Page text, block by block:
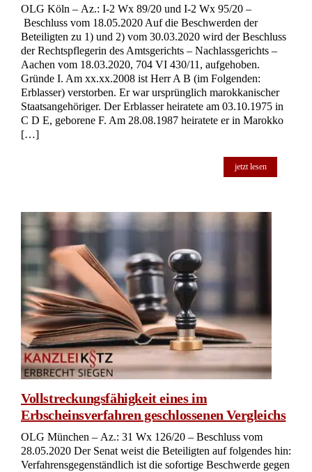
OLG Köln – Az.: I-2 Wx 89/20 und I-2 Wx 95/20 –
Beschluss vom 18.05.2020 Auf die Beschwerden der
Beteiligten zu 1) und 2) vom 30.03.2020 wird der Beschluss
der Rechtspflegerin des Amtsgerichts – Nachlassgerichts –
Aachen vom 18.03.2020, 704 VI 430/11, aufgehoben.
Gründe I. Am xx.xx.2008 ist Herr A B (im Folgenden:
Erblasser) verstorben. Er war ursprünglich marokkanischer
Staatsangehöriger. Der Erblasser heiratete am 03.10.1975 in
C D E, geborene F. Am 28.08.1987 heiratete er in Marokko
[…]
jetzt lesen
Vollstreckungsfähigkeit eines im
Erbscheinsverfahren geschlossenen Vergleichs
OLG München – Az.: 31 Wx 126/20 – Beschluss vom
28.05.2020 Der Senat weist die Beteiligten auf folgendes hin:
Verfahrensgegenständlich ist die sofortige Beschwerde gegen